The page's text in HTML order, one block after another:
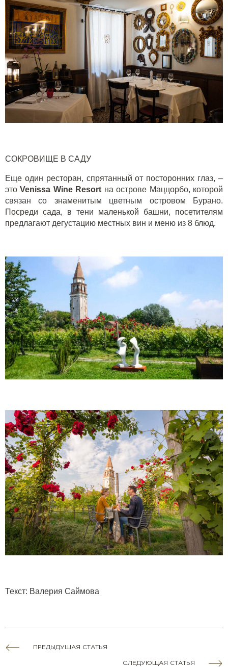
СОКРОВИЩЕ В САДУ
Еще один ресторан, спрятанный от посторонних глаз, –
этоVenissa Wine Resort на острове Маццорбо, которой
связан со знаменитым цветным островом Бурано.
Посреди сада, в тени маленькой башни, посетителям
предлагают дегустацию местных вин и меню из 8 блюд.
Текст: Валерия Саймова
ПРЕДЫДУЩАЯ СТАТЬЯ
СЛЕДУЮЩАЯ СТАТЬЯ